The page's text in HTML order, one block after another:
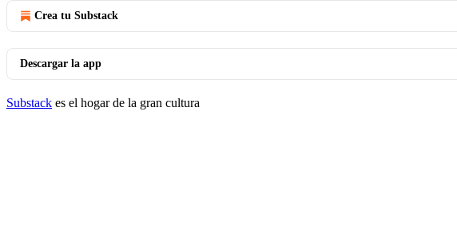
Crea tu Substack
Descargar la app
Substack es el hogar de la gran cultura